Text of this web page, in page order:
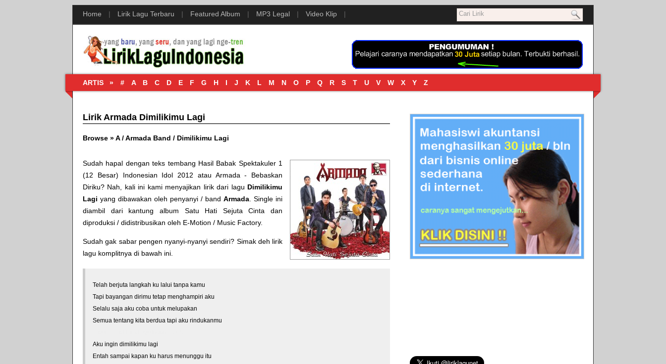
Home | Lirik Lagu Terbaru | Featured Album | MP3 Legal | Video Klip |
ARTIS » # A B C D E F G H I J K L M N O P Q R S T U V W X Y Z
Lirik Armada Dimilikimu Lagi
Browse »A/Armada Band / Dimilikimu Lagi
Sudah hapal dengan teks tembang Hasil Babak Spektakuler 1
(12 Besar) Indonesian Idol 2012 atau Armada - Bebaskan
Diriku? Nah, kali ini kami menyajikan lirik dari lagu Dimilikimu
Lagi yang dibawakan oleh penyanyi / band Armada . Single ini
diambil dari kantung album Satu Hati Sejuta Cinta dan
diproduksi / didistribusikan oleh E-Motion / Music Factory.
Sudah gak sabar pengen nyanyi-nyanyi sendiri? Simak deh lirik
lagu komplitnya di bawah ini.
Telah berjuta langkah ku lalui tanpa kamu
Tapi bayangan dirimu tetap menghampiri aku
Selalu saja aku coba untuk melupakan
Semua tentang kita berdua tapi aku rindukanmu
Aku ingin dimilikimu lagi
Entah sampai kapan ku harus menunggu itu